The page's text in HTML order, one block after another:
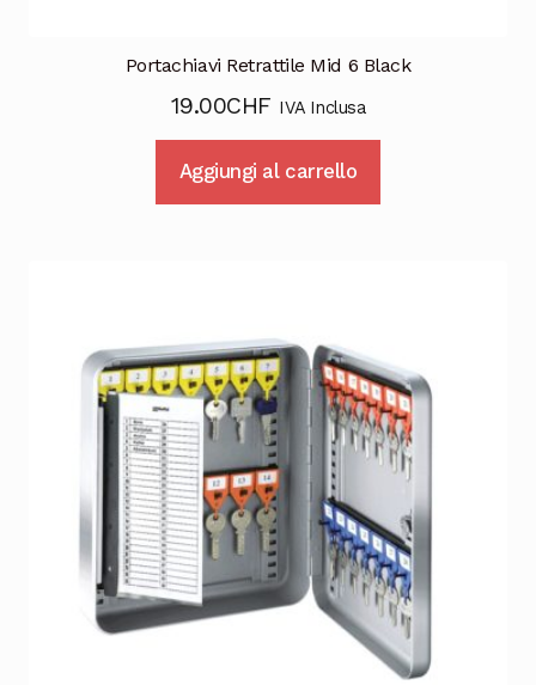
Portachiavi Retrattile Mid 6 Black
19.00CHF IVA Inclusa
Aggiungi al carrello